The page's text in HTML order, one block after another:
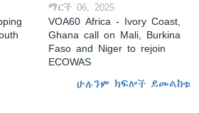
ማርች 06, 2025
VOA60 Africa - Ivory Coast,
Ghana call on Mali, Burkina
Faso and Niger to rejoin
ECOWAS
ሁሉንም ክፍሎች ይመልከቱ